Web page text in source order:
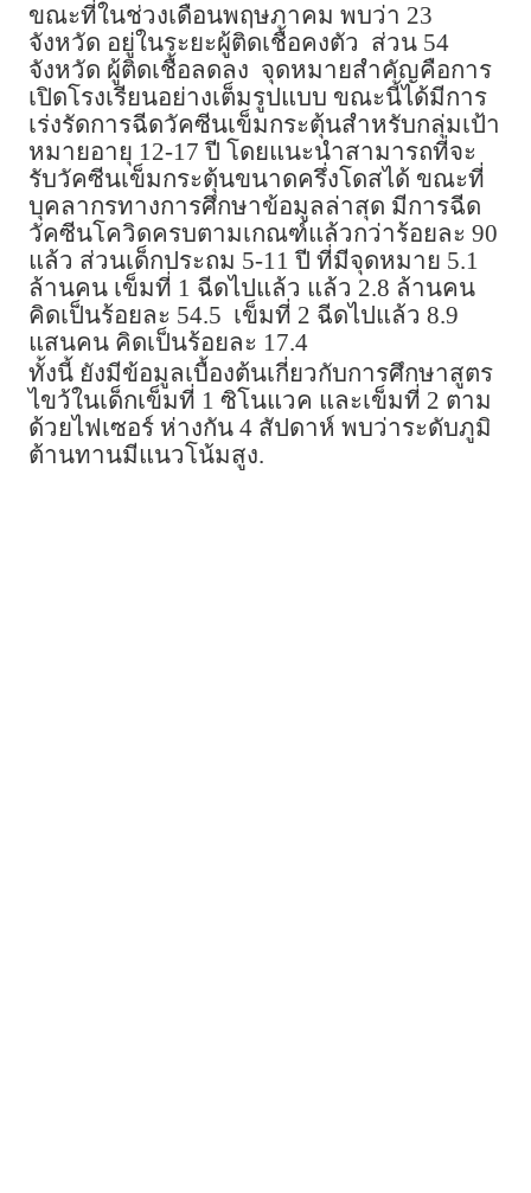
ขณะที่ในช่วงเดือนพฤษภาคม พบว่า 23
จังหวัด อยู่ในระยะผู้ติดเชื้อคงตัว ส่วน 54
จังหวัด ผู้ติดเชื้อลดลง จุดหมายสำคัญคือการ
เปิดโรงเรียนอย่างเต็มรูปแบบ ขณะนี้ได้มีการ
เร่งรัดการฉีดวัคซีนเข็มกระตุ้นสำหรับกลุ่มเป้า
หมายอายุ 12-17 ปี โดยแนะนำสามารถที่จะ
รับวัคซีนเข็มกระตุ้นขนาดครึ่งโดสได้ ขณะที่
บุคลากรทางการศึกษาข้อมูลล่าสุด มีการฉีด
วัคซีนโควิดครบตามเกณฑ์แล้วกว่าร้อยละ 90
แล้ว ส่วนเด็กประถม 5-11 ปี ที่มีจุดหมาย 5.1
ล้านคน เข็มที่ 1 ฉีดไปแล้ว แล้ว 2.8 ล้านคน
คิดเป็นร้อยละ 54.5 เข็มที่ 2 ฉีดไปแล้ว 8.9
แสนคน คิดเป็นร้อยละ 17.4
ทั้งนี้ ยังมีข้อมูลเบื้องต้นเกี่ยวกับการศึกษาสูตร
ไขว้ในเด็กเข็มที่ 1 ซิโนแวค และเข็มที่ 2 ตาม
ด้วยไฟเซอร์ ห่างกัน 4 สัปดาห์ พบว่าระดับภูมิ
ต้านทานมีแนวโน้มสูง.